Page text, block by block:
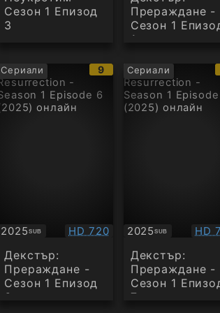
Сезон 1 Епизод
3
Прераждане -
Сезон 1
1
Сериали
IMDb
рейтинг:
9
2025SUB
Субтитри Качество:
HD 720
Декстър:
Прераждане -
Сезон 1 Епизод
6
Сериали
2025SUB
Субтитри HD
Декстър:
Прераждане -
Сезон 1
7